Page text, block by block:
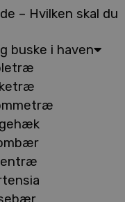
– Hvilken skal du
buske i haven